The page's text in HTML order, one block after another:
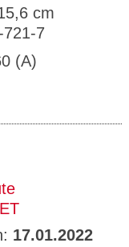
cm
721-7
(A)
17.01.2022